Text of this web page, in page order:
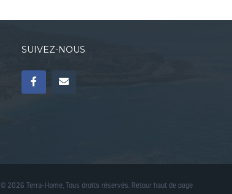
SUIVEZ-NOUS
© 2026 Terra-Home, Tous droits réservés. Retour haut de page